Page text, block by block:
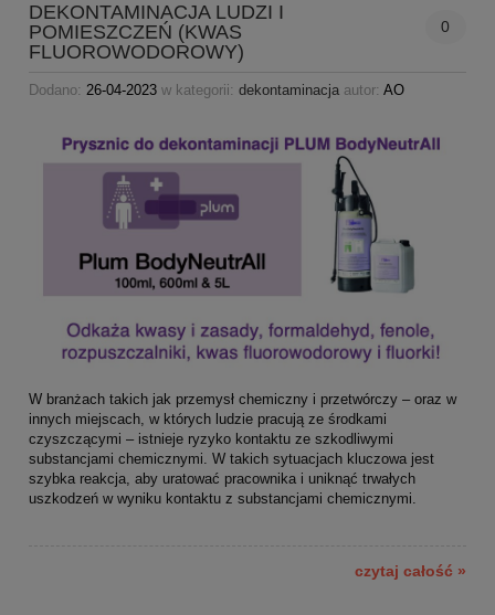
DEKONTAMINACJA LUDZI I
POMIESZCZEŃ (KWAS
FLUOROWODOROWY)
0
Dodano: 26-04-2023 w kategorii: dekontaminacja autor: AO
W branżach takich jak przemysł chemiczny i przetwórczy – oraz w
innych miejscach, w których ludzie pracują ze środkami
czyszczącymi – istnieje ryzyko kontaktu ze szkodliwymi
substancjami chemicznymi. W takich sytuacjach kluczowa jest
szybka reakcja, aby uratować pracownika i uniknąć trwałych
uszkodzeń w wyniku kontaktu z substancjami chemicznymi.
czytaj całość »